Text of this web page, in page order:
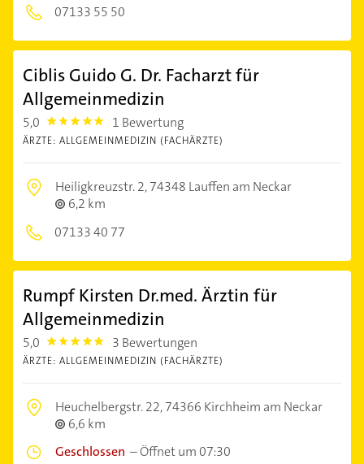
07133 55 50
Ciblis Guido G. Dr. Facharzt für
Allgemeinmedizin
5,0 5.0 1 Bewertung
ÄRZTE: ALLGEMEINMEDIZIN (FACHÄRZTE)
Heiligkreuzstr. 2,74348 Lauffen am Neckar
6,2 km
07133 40 77
Rumpf Kirsten Dr.med. Ärztin für
Allgemeinmedizin
5,0 5.0 3 Bewertungen
ÄRZTE: ALLGEMEINMEDIZIN (FACHÄRZTE)
Heuchelbergstr. 22,74366 Kirchheim am Neckar
6,6 km
Geschlossen –Öffnet um 07:30